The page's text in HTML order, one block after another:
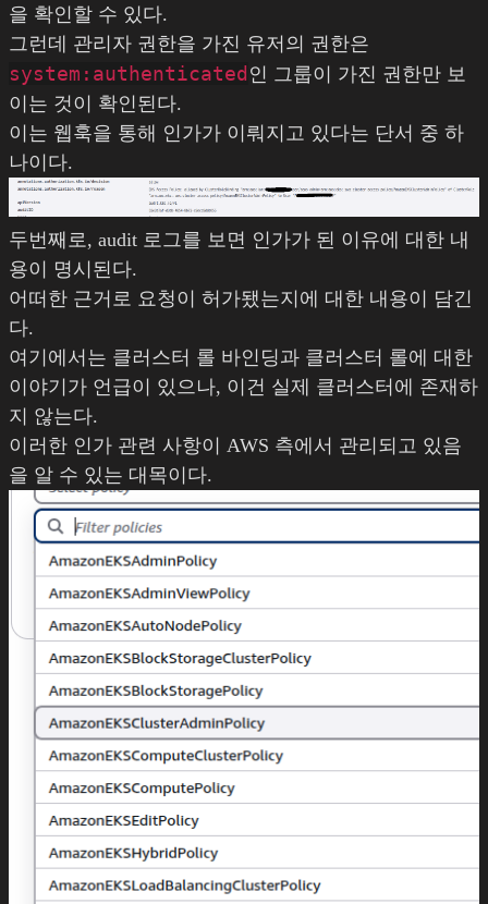
을 확인할 수 있다.
그런데 관리자 권한을 가진 유저의 권한은
system:authenticated 인 그룹이 가진 권한만 보
이는 것이 확인된다.
이는 웹훅을 통해 인가가 이뤄지고 있다는 단서 중 하
나이다.
두번째로, audit 로그를 보면 인가가 된 이유에 대한 내
용이 명시된다.
어떠한 근거로 요청이 허가됐는지에 대한 내용이 담긴
다.
여기에서는 클러스터 롤 바인딩과 클러스터 롤에 대한
이야기가 언급이 있으나, 이건 실제 클러스터에 존재하
지 않는다.
이러한 인가 관련 사항이 AWS 측에서 관리되고 있음
을 알 수 있는 대목이다.